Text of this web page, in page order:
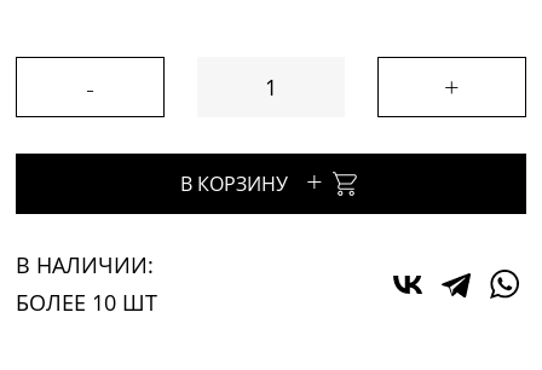
- +
В КОРЗИНУ +
В НАЛИЧИИ:
БОЛЕЕ 10 ШТ